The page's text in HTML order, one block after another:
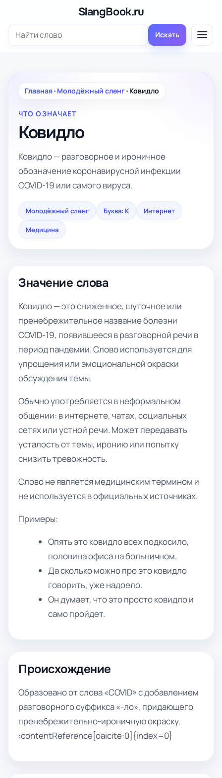
содержимому
SlangBook.ru
Поиск: Искать
Главная• Молодёжный сленг• Ковидло
ЧТО ОЗНАЧАЕТ
Ковидло
Ковидло — разговорное и ироничное
обозначение коронавирусной инфекции
COVID-19 или самого вируса.
Молодёжный сленг Буква: К Интернет
Медицина
Значение слова
Ковидло — это сниженное, шуточное или
пренебрежительное название болезни
COVID-19, появившееся в разговорной речи в
период пандемии. Слово используется для
упрощения или эмоциональной окраски
обсуждения темы.
Обычно употребляется в неформальном
общении: в интернете, чатах, социальных
сетях или устной речи. Может передавать
усталость от темы, иронию или попытку
снизить тревожность.
Слово не является медицинским термином и
не используется в официальных источниках.
Примеры:
Опять это ковидло всех подкосило,
половина офиса на больничном.
Да сколько можно про это ковидло
говорить, уже надоело.
Он думает, что это просто ковидло и
само пройдет.
Происхождение
Образовано от слова «COVID» с добавлением
разговорного суффикса «-ло», придающего
пренебрежительно-ироничную окраску.
:contentReference[oaicite:0]{index=0}